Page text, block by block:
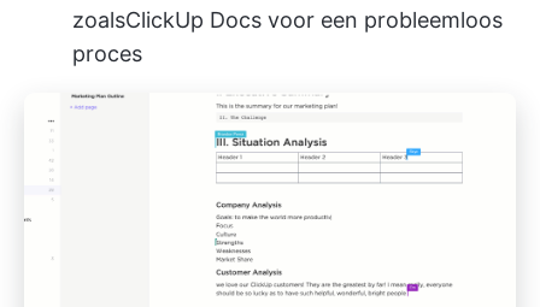
zoalsClickUp Docs voor een probleemloos
proces